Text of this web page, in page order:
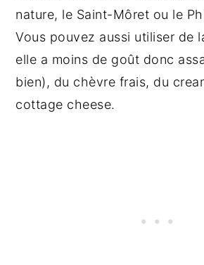
nature, le Saint-Môret ou le
Vous pouvez aussi utiliser de
elle a moins de goût donc
bien), du chèvre frais, du
cottage cheese.